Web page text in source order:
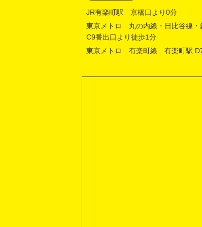
JR有楽町駅 京橋口より0分
東京メトロ 丸の内線・日比谷線
C9番出口より徒歩1分
東京メトロ 有楽町線 有楽町駅